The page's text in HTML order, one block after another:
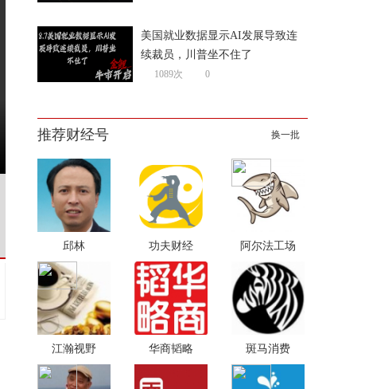
美国就业数据显示AI发展导致连
续裁员，川普坐不住了
1089次 0
推荐财经号 换一批
邱林 功夫财经 阿尔法工场
江瀚视野 华商韬略 斑马消费